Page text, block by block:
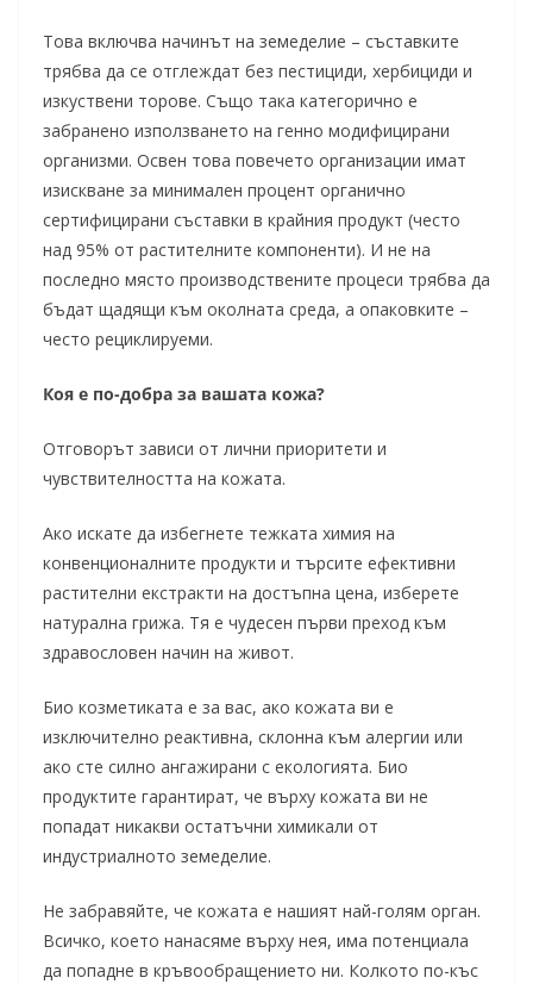
Това включва начинът на земеделие – съставките
трябва да се отглеждат без пестициди, хербициди и
изкуствени торове. Също така категорично е
забранено използването на генно модифицирани
организми. Освен това повечето организации имат
изискване за минимален процент органично
сертифицирани съставки в крайния продукт (често
над 95% от растителните компоненти). И не на
последно място производствените процеси трябва да
бъдат щадящи към околната среда, а опаковките –
често рециклируеми.
Коя е по-добра за вашата кожа?
Отговорът зависи от лични приоритети и
чувствителността на кожата.
Ако искате да избегнете тежката химия на
конвенционалните продукти и търсите ефективни
растителни екстракти на достъпна цена, изберете
натурална грижа. Тя е чудесен първи преход към
здравословен начин на живот.
Био козметиката е за вас, ако кожата ви е
изключително реактивна, склонна към алергии или
ако сте силно ангажирани с екологията. Био
продуктите гарантират, че върху кожата ви не
попадат никакви остатъчни химикали от
индустриалното земеделие.
Не забравяйте, че кожата е нашият най-голям орган.
Всичко, което нанасяме върху нея, има потенциала
да попадне в кръвообращението ни. Колкото по-къс